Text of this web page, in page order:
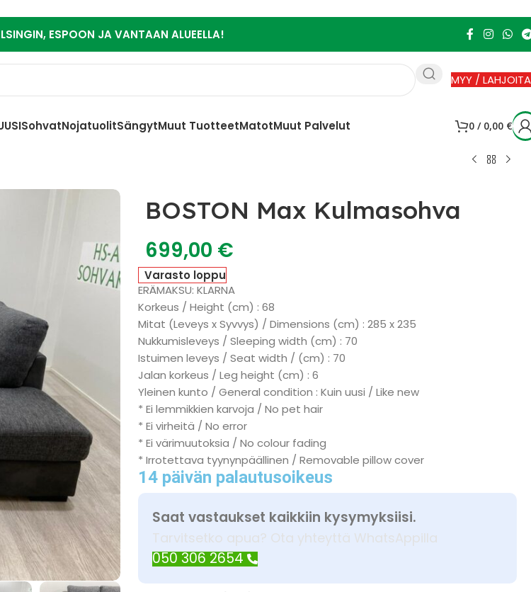
ESPOON JA VANTAAN ALUEELLA!
MYY / LAHJOITA
SohvatNojatuolitSängytMuut TuotteetMatotMuut Palvelut 0 / 0,00 €
BOSTON Max Kulmasohva
699,00 €
Varasto loppu
ERÄMAKSU: KLARNA
Korkeus / Height (cm) : 68
Mitat (Leveys x Syvvys) / Dimensions (cm) : 285 x 235
Nukkumisleveys / Sleeping width (cm) : 70
Istuimen leveys / Seat width / (cm) : 70
Jalan korkeus / Leg height (cm) : 6
Yleinen kunto / General condition : Kuin uusi / Like new
* Ei lemmikkien karvoja / No pet hair
* Ei virheitä / No error
* Ei värimuutoksia / No colour fading
* Irrotettava tyynynpäällinen / Removable pillow cover
14 päivän palautusoikeus
Saat vastaukset kaikkiin kysymyksiisi.
Tarvitsetko apua? Ota yhteyttä WhatsAppilla
050 306 2654